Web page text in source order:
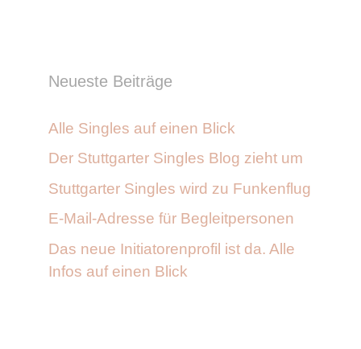
Neueste Beiträge
Alle Singles auf einen Blick
Der Stuttgarter Singles Blog zieht um
Stuttgarter Singles wird zu Funkenflug
E-Mail-Adresse für Begleitpersonen
Das neue Initiatorenprofil ist da. Alle
Infos auf einen Blick